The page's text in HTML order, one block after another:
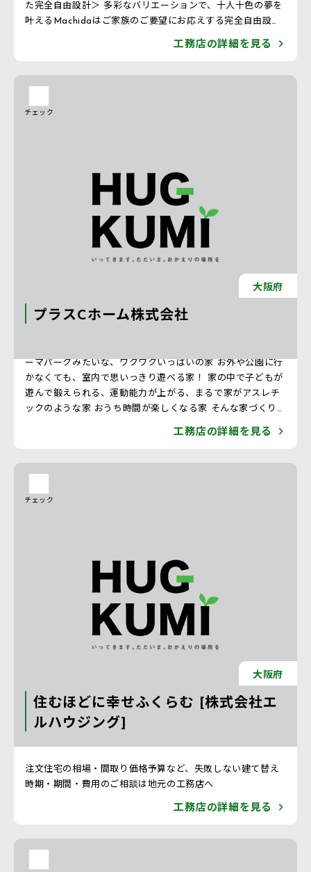
た完全自由設計＞ 多彩なバリエーションで、十人十色の夢を
叶えるMachidaはご家族のご要望にお応えする完全自由設計
家族のライフスタイルに合わせたデザイン、設計士が最初の
工務店の詳細を見る
チェック
大阪府
プラスCホーム株式会社
ーマパークみたいな、ワクワクいっぱいの家 お外や公園に行
かなくても、室内で思いっきり遊べる家！ 家の中で子どもが
遊んで鍛えられる、運動能力が上がる、まるで家がアスレチ
ックのような家 おうち時間が楽しくなる家 そんな家づくり
ならお任せ下さい！ お客様のご要望や「あんなことできます
か？」「こんなことできますか？」といった楽しいご期待に
工務店の詳細を見る
チェック
大阪府
住むほどに幸せふくらむ [株式会社エ
ルハウジング]
注文住宅の相場・間取り価格予算など、失敗しない建て替え
時期・期間・費用のご相談は地元の工務店へ
工務店の詳細を見る